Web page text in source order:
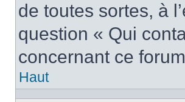
de toutes sortes, à
question « Qui
concernant ce
Haut